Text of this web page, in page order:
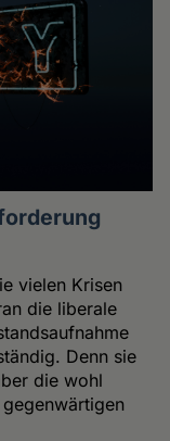
vielen Krisen
die liberale
Denn sie
die wohl